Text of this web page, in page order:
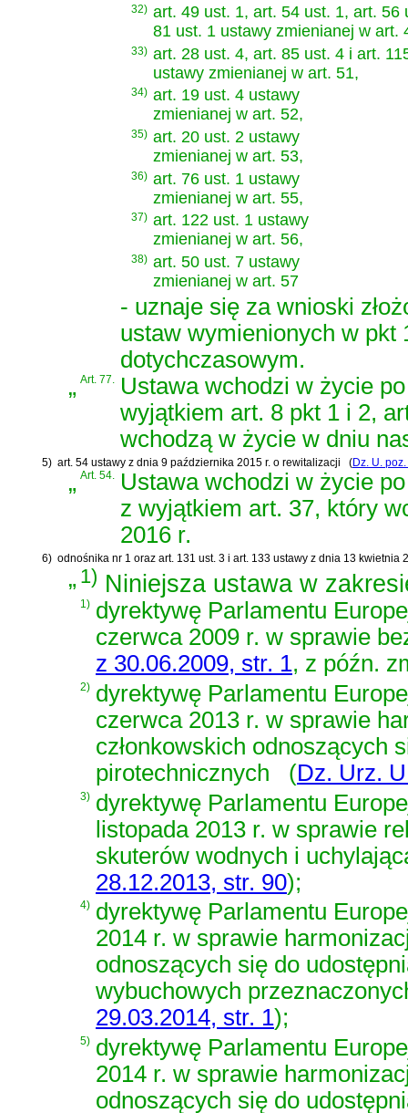
32) art. 49 ust. 1, art. 54 ust. 1, art.
81 ust. 1 ustawy zmienianej w art.
33) art. 28 ust. 4, art. 85 ust. 4 i art.
ustawy zmienianej w art. 51,
34) art. 19 ust. 4 ustawy
zmienianej w art. 52,
35) art. 20 ust. 2 ustawy
zmienianej w art. 53,
36) art. 76 ust. 1 ustawy
zmienianej w art. 55,
37) art. 122 ust. 1 ustawy
zmienianej w art. 56,
38) art. 50 ust. 7 ustawy
zmienianej w art. 57
- uznaje się za wnioski
ustaw wymienionych w pkt
dotychczasowym.
„Art. 77. Ustawa wchodzi w życie
wyjątkiem art. 8 pkt 1 i 2,
wchodzą w życie w dniu
5) art. 54 ustawy z dnia 9 października 2015 r. o rewitalizacji (Dz. U.
„Art. 54. Ustawa wchodzi w życie
z wyjątkiem art. 37, który
2016 r.
6) odnośnika nr 1 oraz art. 131 ust. 3 i art. 133 ustawy z dnia 13 kwietnia
„1) Niniejsza ustawa w
1) dyrektywę Parlamentu
czerwca 2009 r. w sprawie
z 30.06.2009, str. 1, z późn.
2) dyrektywę Parlamentu
czerwca 2013 r. w sprawie
członkowskich odnoszących
pirotechnicznych
(Dz. Urz.
3) dyrektywę Parlamentu
listopada 2013 r. w sprawie
skuterów wodnych i
28.12.2013, str. 90);
4) dyrektywę Parlamentu
2014 r. w sprawie
odnoszących się do
wybuchowych
29.03.2014, str. 1);
5) dyrektywę Parlamentu
2014 r. w sprawie
odnoszących się do